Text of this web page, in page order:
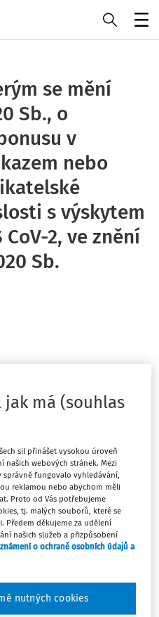
se mění
Sb., o
v
nebo
s výskytem
2, ve znění
Sb.
Sb.
2021,
nebo omezením
s výskytem koronaviru
jak má (souhlas
sil přinášet vysokou úroveň
webových stránek. Mezi
fungovalo vyhledávání,
reklamou nebo abychom měli
Proto od Vás potřebujeme
tj. malých souborů, které se
Předem děkujeme za udělení
našich služeb a přizpůsobení
o ochraně osobních údajů a
nutných cookies